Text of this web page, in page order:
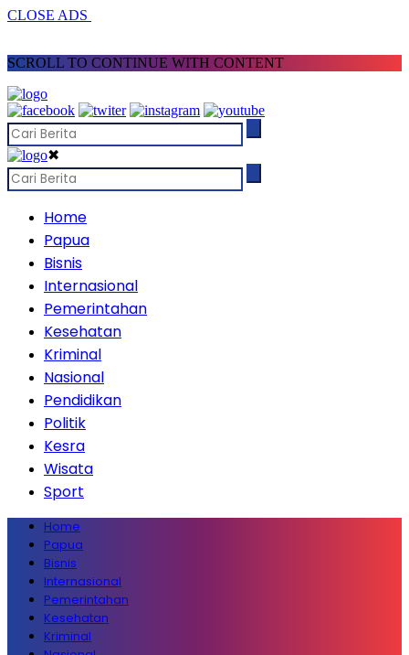
CLOSE ADS
SCROLL TO CONTINUE WITH CONTENT
✖
Home
Papua
Bisnis
Internasional
Pemerintahan
Kesehatan
Kriminal
Nasional
Pendidikan
Politik
Kesra
Wisata
Sport
Home
Papua
Bisnis
Internasional
Pemerintahan
Kesehatan
Kriminal